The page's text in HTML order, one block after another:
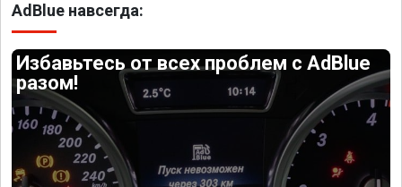
AdBlue навсегда:
Избавьтесь от всех проблем с AdBlue
разом!